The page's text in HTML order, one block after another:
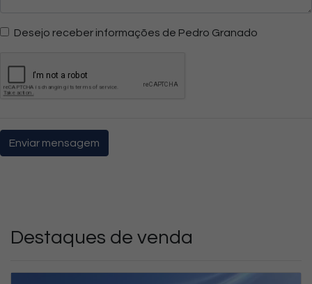
Desejo receber informações de Pedro Granado
Enviar mensagem
Destaques de venda